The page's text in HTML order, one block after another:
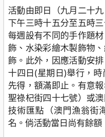
活動由即日（九月二十
下午三時十五分至五時
每週設有不同的手作題
飾、水染彩繪木製飾物
飾。此外，因應活動安
十四日(星期日)舉行，
先得，額滿即止。有意
聖祿杞街四十七號）或
技術匯點（澳門漁翁街
名。倘活動當日尚有餘額